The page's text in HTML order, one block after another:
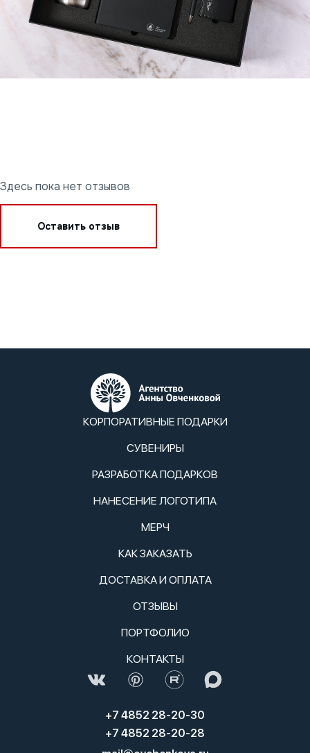
Здесь пока нет отзывов
Оставить отзыв
КОРПОРАТИВНЫЕ ПОДАРКИ
СУВЕНИРЫ
РАЗРАБОТКА ПОДАРКОВ
НАНЕСЕНИЕ ЛОГОТИПА
МЕРЧ
КАК ЗАКАЗАТЬ
ДОСТАВКА И ОПЛАТА
ОТЗЫВЫ
ПОРТФОЛИО
КОНТАКТЫ
+7 4852 28-20-30
+7 4852 28-20-28